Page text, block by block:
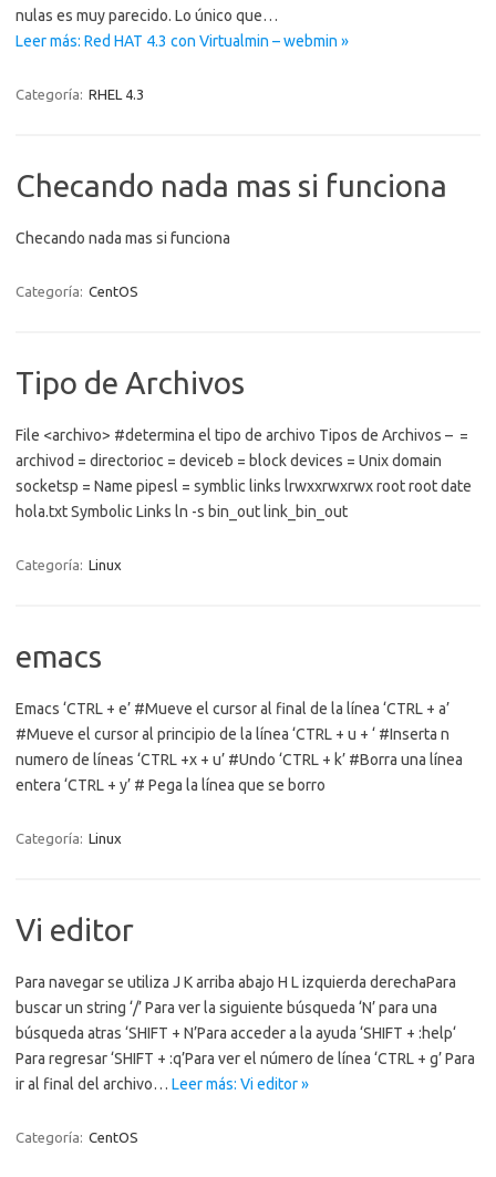
nulas es muy parecido. Lo único que…
Leer más: Red HAT 4.3 con Virtualmin – webmin »
Categoría: RHEL 4.3
Checando nada mas si funciona
Checando nada mas si funciona
Categoría: CentOS
Tipo de Archivos
File <archivo> #determina el tipo de archivo Tipos de Archivos – =
archivod = directorioc = deviceb = block devices = Unix domain
socketsp = Name pipesl = symblic links lrwxxrwxrwx root root date
hola.txt Symbolic Links ln -s bin_out link_bin_out
Categoría: Linux
emacs
Emacs ‘CTRL + e’ #Mueve el cursor al final de la línea ‘CTRL + a’
#Mueve el cursor al principio de la línea ‘CTRL + u + ‘ #Inserta n
numero de líneas ‘CTRL +x + u’ #Undo ‘CTRL + k’ #Borra una línea
entera ‘CTRL + y’ # Pega la línea que se borro
Categoría: Linux
Vi editor
Para navegar se utiliza J K arriba abajo H L izquierda derechaPara
buscar un string ‘/’ Para ver la siguiente búsqueda ‘N’ para una
búsqueda atras ‘SHIFT + N’Para acceder a la ayuda ‘SHIFT + :help‘
Para regresar ‘SHIFT + :q’Para ver el número de línea ‘CTRL + g’ Para
ir al final del archivo… Leer más: Vi editor »
Categoría: CentOS